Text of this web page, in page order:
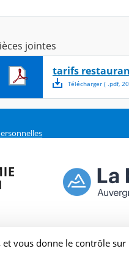
jointes
tarifs
Télécharger( .pdf,
et vous donne le contrôle